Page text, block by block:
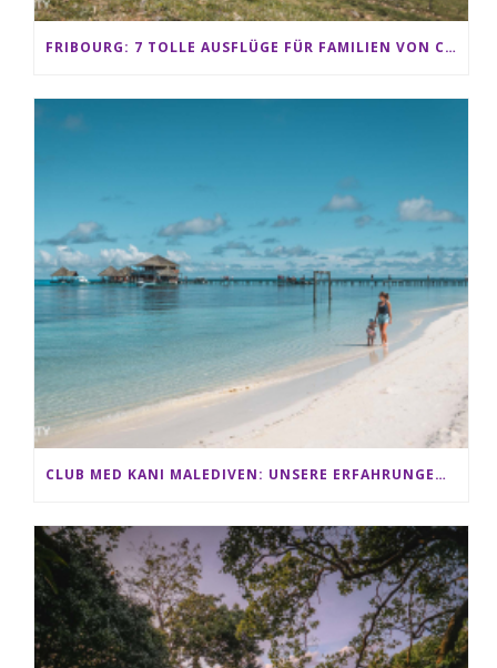
FRIBOURG: 7 TOLLE AUSFLÜGE FÜR FAMILIEN VON CHARMEY BIS LES PACCOTS
CLUB MED KANI MALEDIVEN: UNSERE ERFAHRUNGEN IM ALL-INCLUSIVE PARADIES